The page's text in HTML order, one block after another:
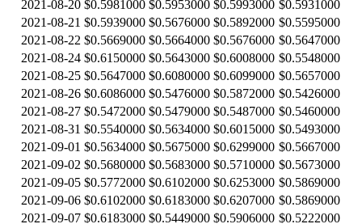
2021-08-20 $0.5981000 $0.5953000 $0.5993000 $0.5931000
2021-08-21 $0.5939000 $0.5676000 $0.5892000 $0.5595000
2021-08-22 $0.5669000 $0.5664000 $0.5676000 $0.5647000
2021-08-24 $0.6150000 $0.5643000 $0.6008000 $0.5548000
2021-08-25 $0.5647000 $0.6080000 $0.6099000 $0.5657000
2021-08-26 $0.6086000 $0.5476000 $0.5872000 $0.5426000
2021-08-27 $0.5472000 $0.5479000 $0.5487000 $0.5460000
2021-08-31 $0.5540000 $0.5634000 $0.6015000 $0.5493000
2021-09-01 $0.5634000 $0.5675000 $0.6299000 $0.5667000
2021-09-02 $0.5680000 $0.5683000 $0.5710000 $0.5673000
2021-09-05 $0.5772000 $0.6102000 $0.6253000 $0.5869000
2021-09-06 $0.6102000 $0.6183000 $0.6207000 $0.5869000
2021-09-07 $0.6183000 $0.5449000 $0.5906000 $0.5222000